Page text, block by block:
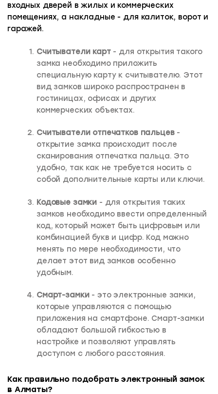
входных дверей в жилых и коммерческих
помещениях, а накладные - для калиток, ворот и
гаражей.
Считыватели карт- для открытия такого
замка необходимо приложить
специальную карту к считывателю. Этот
вид замков широко распространен в
гостиницах, офисах и других
коммерческих объектах.
Считыватели отпечатков пальцев-
открытие замка происходит после
сканирования отпечатка пальца. Это
удобно, так как не требуется носить с
собой дополнительные карты или ключи.
Кодовые замки - для открытия таких
замков необходимо ввести определенный
код, который может быть цифровым или
комбинацией букв и цифр. Код можно
менять по мере необходимости, что
делает этот вид замков особенно
удобным.
Смарт-замки- это электронные замки,
которые управляются с помощью
приложения на смартфоне. Смарт-замки
обладают большой гибкостью в
настройке и позволяют управлять
доступом с любого расстояния.
Как правильно подобрать электронный замок
в Алматы?